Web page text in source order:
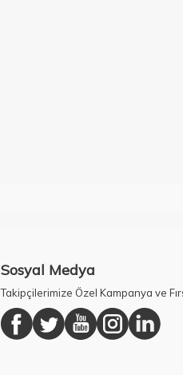
Sosyal Medya
Takipçilerimize Özel Kampanya ve